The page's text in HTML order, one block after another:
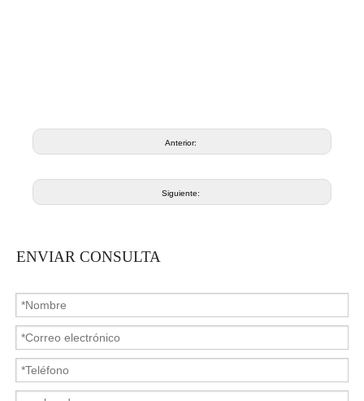
Anterior:
Siguiente:
ENVIAR CONSULTA